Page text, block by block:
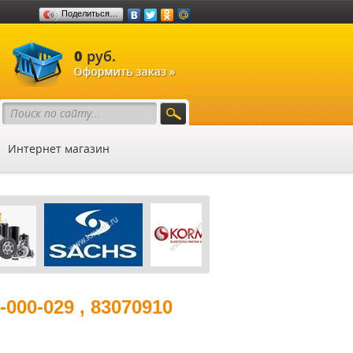
Поделиться…
0 руб.
Интернет магазин
029 , 83070910